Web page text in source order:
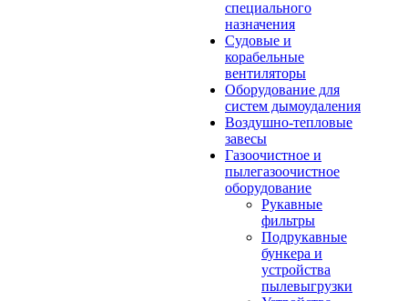
специального
назначения
Судовые и
корабельные
вентиляторы
Оборудование для
систем дымоудаления
Воздушно-тепловые
завесы
Газоочистное и
пылегазоочистное
оборудование
Рукавные
фильтры
Подрукавные
бункера и
устройства
пылевыгрузки